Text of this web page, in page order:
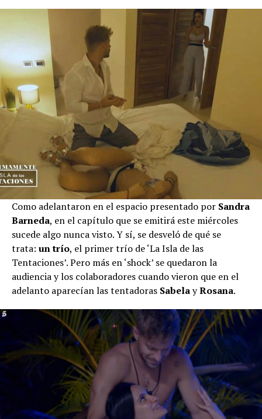
Como adelantaron en el espacio presentado por Sandra
Barneda, en el capítulo que se emitirá este miércoles
sucede algo nunca visto. Y sí, se desveló de qué se
trata: un trío, el primer trío de ‘La Isla de las
Tentaciones’. Pero más en ‘shock’ se quedaron la
audiencia y los colaboradores cuando vieron que en el
adelanto aparecían las tentadoras SabelayRosana.